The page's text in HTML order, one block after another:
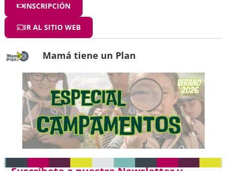
INSCRIPCIÓN
IR AL SITIO WEB
Mamá tiene un Plan